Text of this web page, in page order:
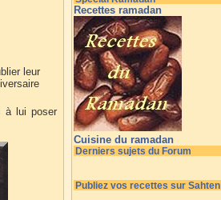
leur
à lui poser
Recettes ramadan
Cuisine du ramadan
Derniers sujets du Forum
Publiez vos recettes sur Sahten